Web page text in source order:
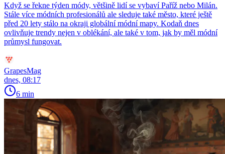
Když se řekne týden módy, většině lidí se vybaví Paříž nebo Milán.
Stále více módních profesionálů ale sleduje také město, které ještě
před 20 lety stálo na okraji globální módní mapy. Kodaň dnes
ovlivňuje trendy nejen v oblékání, ale také v tom, jak by měl módní
průmysl fungovat.
GrapesMag
dnes, 08:17
6 min